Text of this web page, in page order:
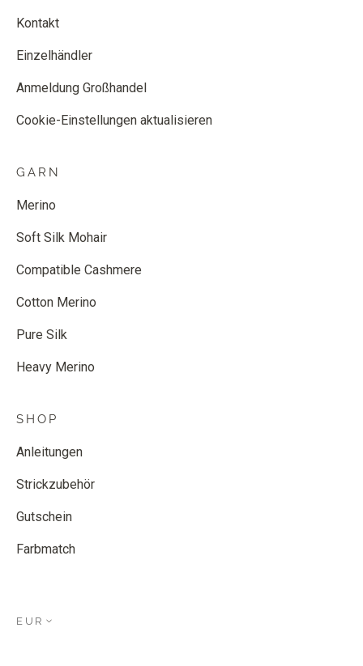
Kontakt
Einzelhändler
Anmeldung Großhandel
Cookie-Einstellungen aktualisieren
GARN
Merino
Soft Silk Mohair
Compatible Cashmere
Cotton Merino
Pure Silk
Heavy Merino
SHOP
Anleitungen
Strickzubehör
Gutschein
Farbmatch
EUR